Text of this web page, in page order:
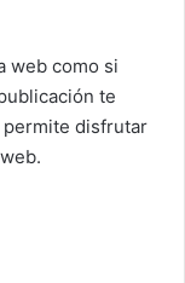
web como si
te
disfrutar